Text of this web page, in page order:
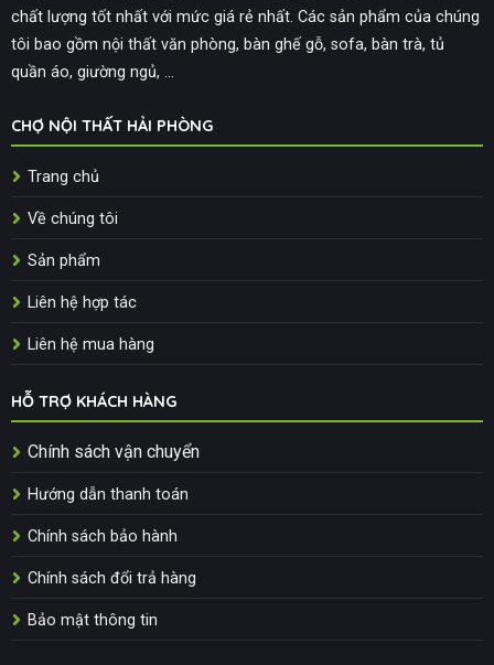
chất lượng tốt nhất với mức giá rẻ nhất. Các sản phẩm của chúng
tôi bao gồm nội thất văn phòng, bàn ghế gỗ, sofa, bàn trà, tủ
quần áo, giường ngủ, ...
CHỢ NỘI THẤT HẢI PHÒNG
Trang chủ
Về chúng tôi
Sản phẩm
Liên hệ hợp tác
Liên hệ mua hàng
HỖ TRỢ KHÁCH HÀNG
Chính sách vận chuyển
Hướng dẫn thanh toán
Chính sách bảo hành
Chính sách đổi trả hàng
Bảo mật thông tin